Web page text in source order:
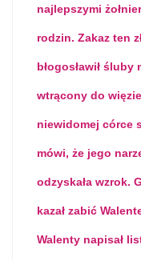
najlepszymi
rodzin. Zakaz ten
błogosławił
wtrącony do
niewidomej córce
mówi, że jego
odzyskała wzrok.
kazał zabić
Walenty napisał